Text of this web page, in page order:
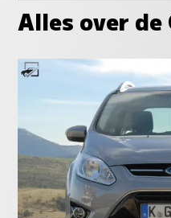
Alles over de